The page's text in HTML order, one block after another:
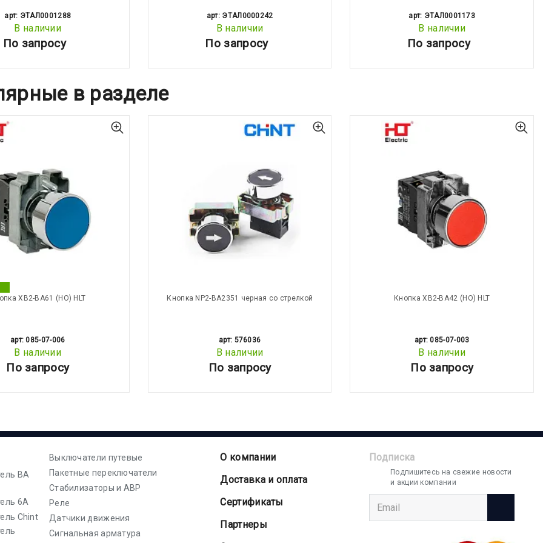
арт: ЭТАЛ0001288
В наличии
По запросу
арт: ЭТАЛ0000242
В наличии
По запросу
арт: ЭТАЛ0001173
В наличии
По запросу
в разделе
XB2-BA61 (НО) HLT
арт: 085-07-006
В наличии
По запросу
Кнопка NP2-BA2351 черная со стрелкой
арт: 576036
В наличии
По запросу
Кнопка XB2-BA42 (НО) HLT
арт: 085-07-003
В наличии
По запросу
Подписка
Подпишитесь на свежие новости
и акции компании
ВА
6А
Chint
Выключатели путевые
Пакетные переключатели
Стабилизаторы и АВР
Реле
Датчики движения
Сигнальная арматура
О компании
Доставка и оплата
Cертификаты
Партнеры